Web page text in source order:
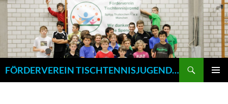
Zum
Inhalt
springen
FÖRDERVEREIN TISCHTENNISJUGEND SPVGG THALKIRCHEN E.V. MÜNCHEN